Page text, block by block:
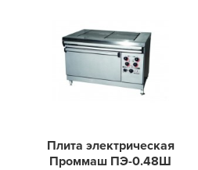
Плита электрическая
Проммаш ПЭ-0.48Ш